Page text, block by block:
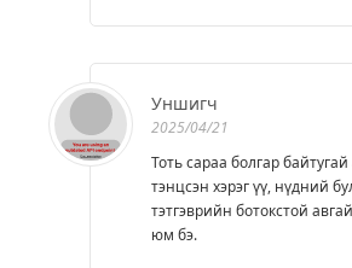
Уншигч
2025/04/21
Тоть сараа болгар
тэнцсэн хэрэг үү, нүдний
тэтгэврийн ботокстой
юм бэ.